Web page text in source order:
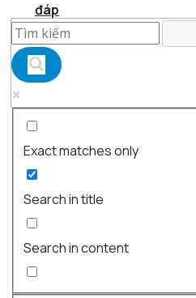
đáp
Exact matches only
Search in title
Search in content